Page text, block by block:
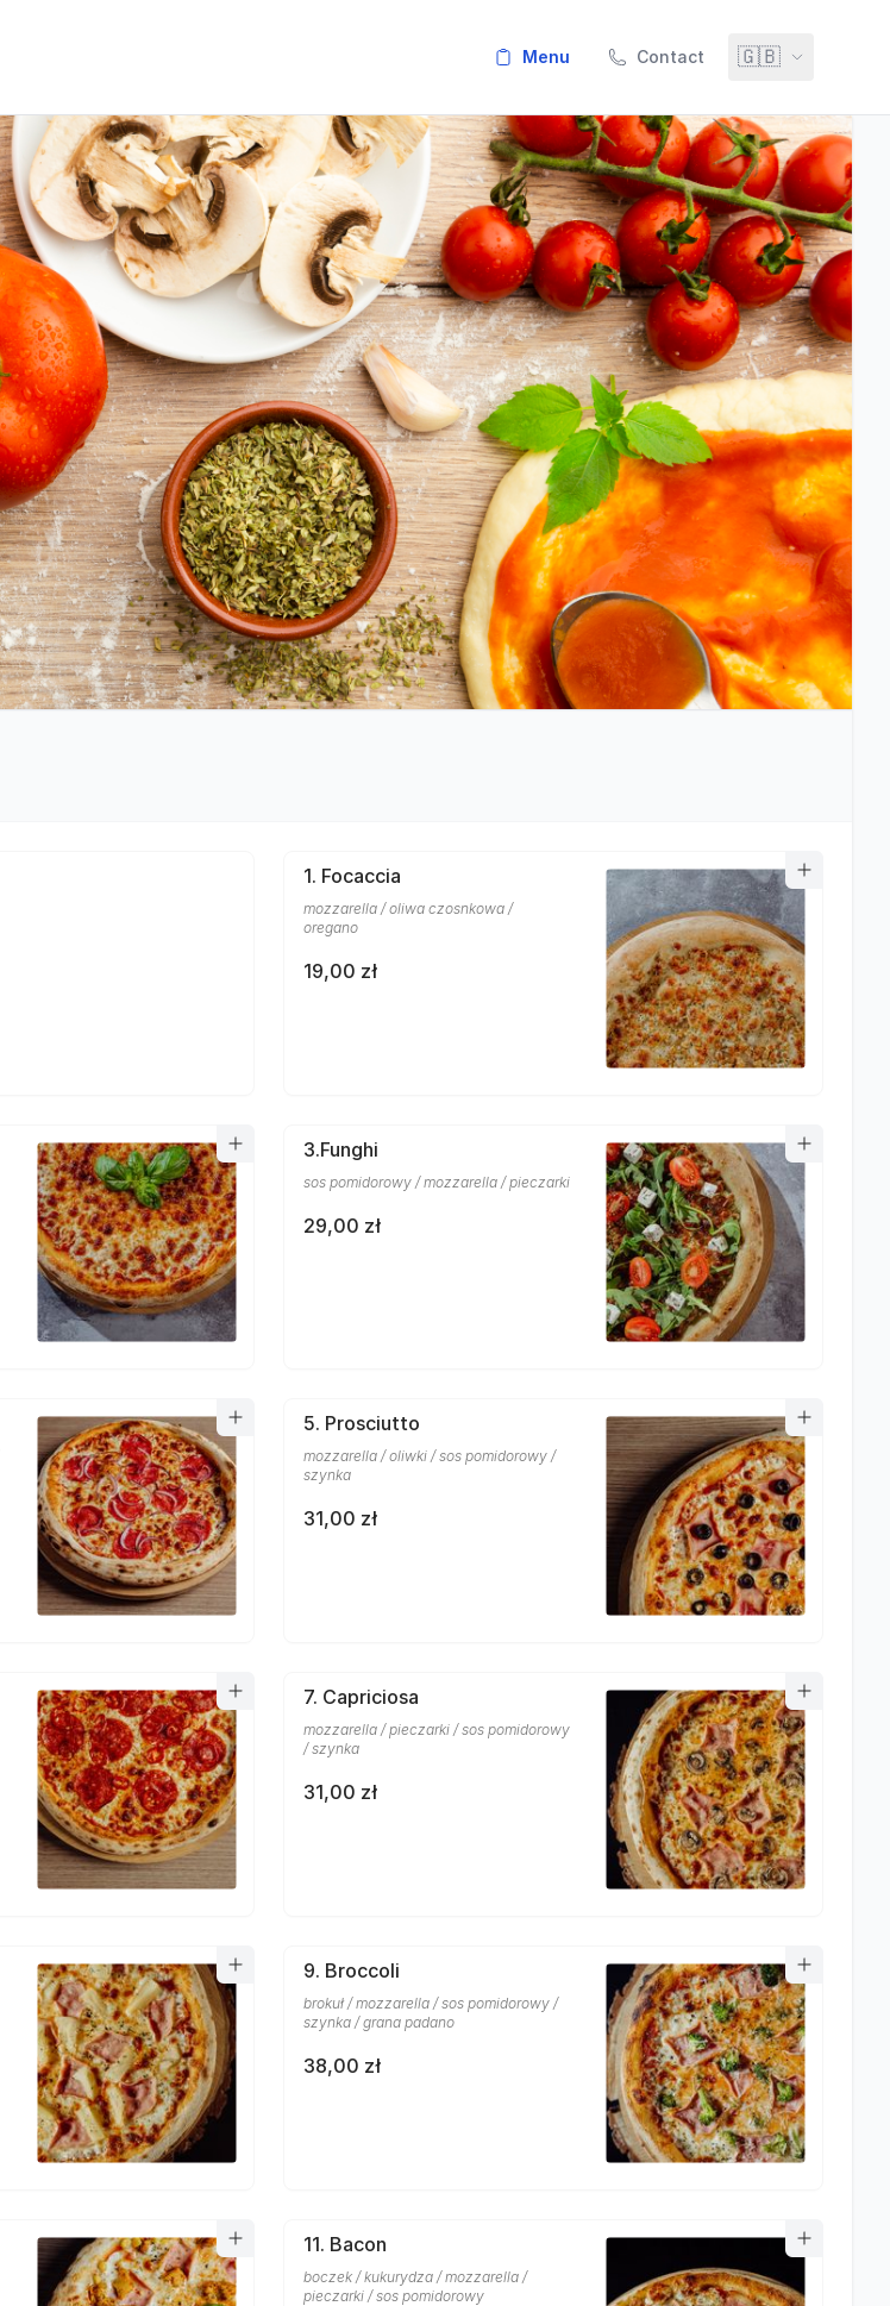
menu Contact 🇬🇧
1. Focaccia
mozzarella / oliwa czosnkowa /
oregano
19,00 zł
3.Funghi
sos pomidorowy / mozzarella / pieczarki
29,00 zł
5. Prosciutto
mozzarella / oliwki / sos pomidorowy /
szynka
31,00 zł
7. Capriciosa
mozzarella / pieczarki / sos pomidorowy
/ szynka
31,00 zł
9. Broccoli
brokuł / mozzarella / sos pomidorowy /
szynka / grana padano
38,00 zł
11. Bacon
boczek / kukurydza / mozzarella /
pieczarki / sos pomidorowy